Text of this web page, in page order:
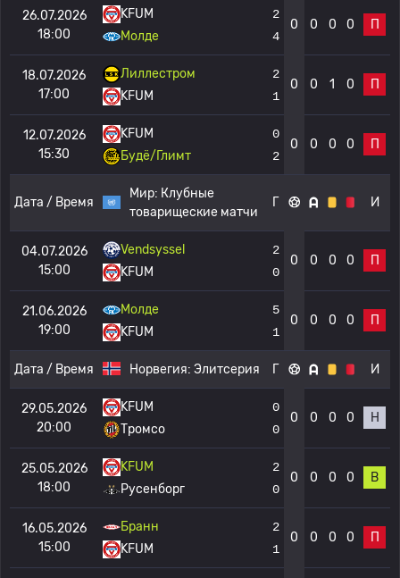
26.07.2026
18:00
KFUM
Молде
2
4
0 0 0 0 П
18.07.2026
17:00
Лиллестром
KFUM
2
1
0 0 1 0 П
12.07.2026
15:30
KFUM
Будё/Глимт
0
2
0 0 0 0 П
Дата / Время
Мир: Клубные
товарищеские матчи
Г И
04.07.2026
15:00
Vendsyssel
KFUM
2
0
0 0 0 0 П
21.06.2026
19:00
Молде
KFUM
5
1
0 0 0 0 П
Дата / Время Норвегия: Элитсерия Г И
29.05.2026
20:00
KFUM
Тромсо
0
0
0 0 0 0 Н
25.05.2026
18:00
KFUM
Русенборг
2
0
0 0 0 0 В
16.05.2026
15:00
Бранн
KFUM
2
1
0 0 0 0 П